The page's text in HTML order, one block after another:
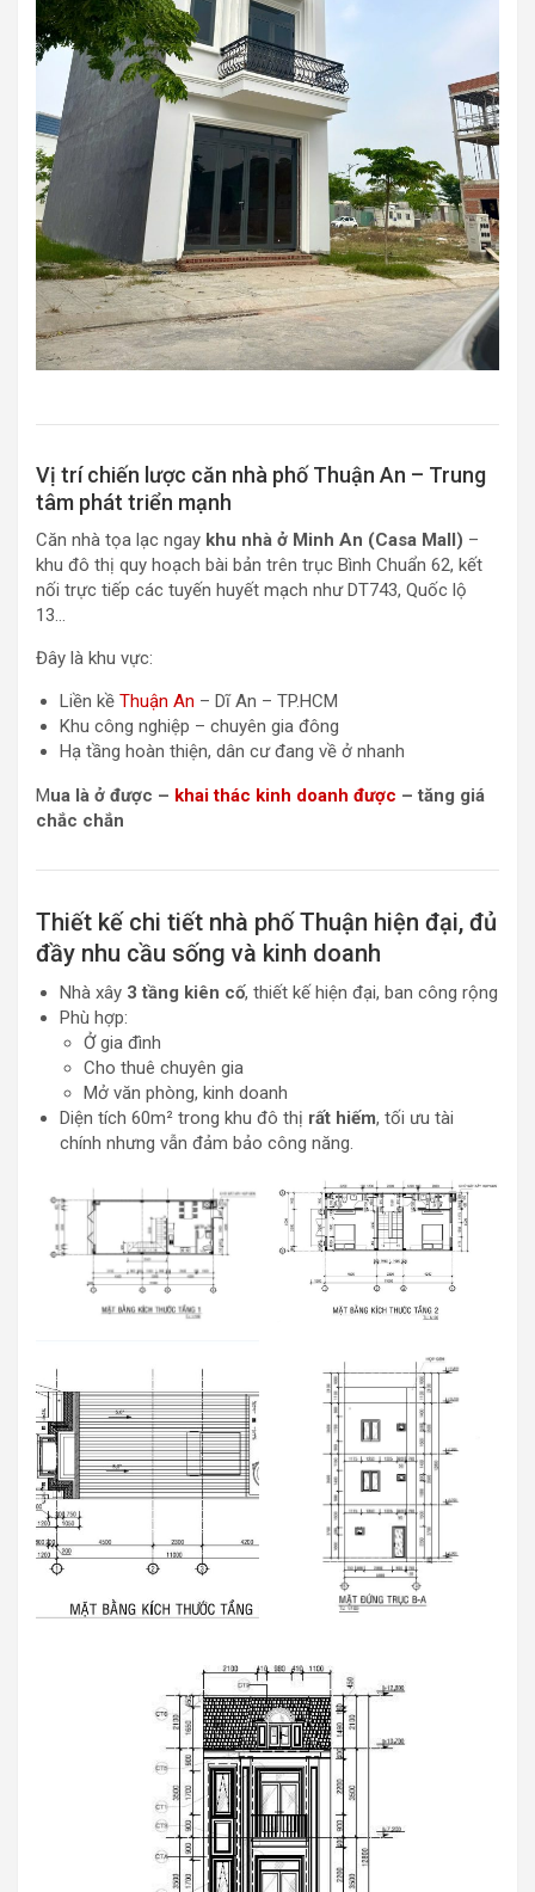
Vị trí chiến lược căn nhà phố Thuận An – Trung
tâm phát triển mạnh
Căn nhà tọa lạc ngay khu nhà ở Minh An (Casa Mall) –
khu đô thị quy hoạch bài bản trên trục Bình Chuẩn 62, kết
nối trực tiếp các tuyến huyết mạch như DT743, Quốc lộ
13…
Đây là khu vực:
Liền kề Thuận An – Dĩ An – TP.HCM
Khu công nghiệp – chuyên gia đông
Hạ tầng hoàn thiện, dân cư đang về ở nhanh
Mua là ở được – khai thác kinh doanh được – tăng giá
chắc chắn
Thiết kế chi tiết nhà phố Thuận hiện đại, đủ
đầy nhu cầu sống và kinh doanh
Nhà xây 3 tầng kiên cố, thiết kế hiện đại, ban công rộng
Phù hợp:
Ở gia đình
Cho thuê chuyên gia
Mở văn phòng, kinh doanh
Diện tích 60m² trong khu đô thị rất hiếm, tối ưu tài
chính nhưng vẫn đảm bảo công năng.